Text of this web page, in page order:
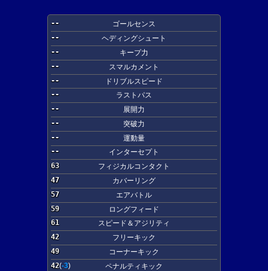
--
ゴールセンス
--
ヘディングシュート
--
キープ力
--
スマルカメント
--
ドリブルスピード
--
ラストパス
--
展開力
--
突破力
--
運動量
--
インターセプト
63
フィジカルコンタクト
47
カバーリング
57
エアバトル
59
ロングフィード
61
スピード＆アジリティ
42
フリーキック
49
コーナーキック
42(-3)
ペナルティキック